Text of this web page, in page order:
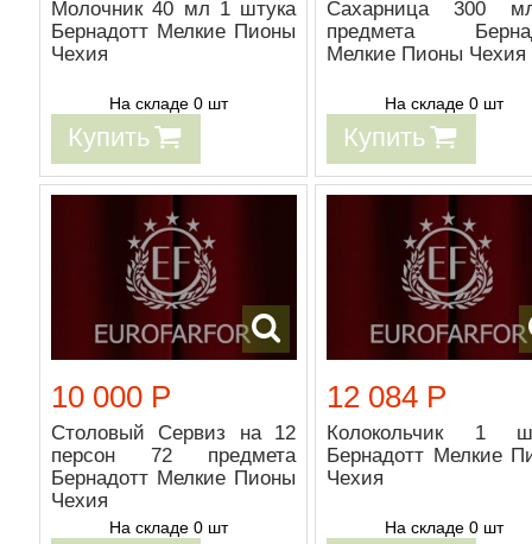
Молочник 40 мл 1 штука
Бернадотт Мелкие Пионы
Чехия
На складе 0 шт
Купить
Сахарница 300
предмета
Мелкие Пионы Чехия
На складе 0 шт
Купить
10 000 Р
Столовый Сервиз на 12
персон 72 предмета
Бернадотт Мелкие Пионы
Чехия
На складе 0 шт
12 084 Р
Колокольчик 1
Бернадотт Мелкие
Чехия
На складе 0 шт